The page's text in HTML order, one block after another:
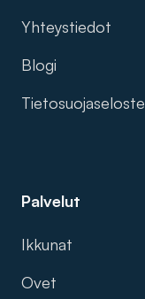
Yhteystiedot
Blogi
Tietosuojaseloste
Palvelut
Ikkunat
Ovet